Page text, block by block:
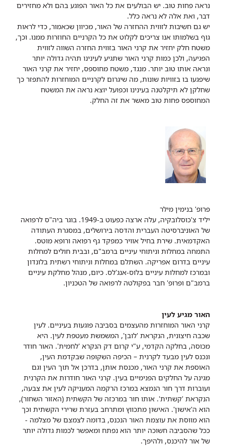
נראה פחות טוב. יש הבולעים את כל האור הפוגע בהם ולא מחזירים
דבר, ואת אלה לא נראה כלל.
יש גם חשיבות לזווית ההחזרה של האור, מכיוון שכאמור, כדי לראות
גוף בשלמותו אנו צריכים לקלוט את כל הקרניים החוזרות ממנו. וכך,
משטח חלק יחזיר את קרני האור בזווית החזרה השווה לזווית
הפגיעה, ולכן כמות קרני האור שתגיע לעינינו תהיה גדולה יותר
ונראה אותו טוב יותר. מנגד, משטח מחוספס, יחזיר את קרני האור
שיפגעו בו בזוויות שונות, מה שיגרום לקרניים המוחזרות להתפזר כך
שחלקן לא תיקלטנה בעינינו וכפועל יוצא נראה את המשטח
המחוספס פחות טוב מאשר את זה החלק.
פרופ' בנימין מילר
יליד צ'כוסלובקיה, עלה ארצה כפעוט ב-1949. בוגר ביה"ס לרפואה
של האוניברסיטה העברית והדסה בירושלים, במסגרת העתודה
האקדמאית. שירת בחיל אוויר כמפקד גף רפואה ורופא מוטס.
התמחה במחלות וניתוחי עיניים ברמב"ם, ובבית חולים למחלות
עיניים בדרום אפריקה. השתלם במחלות וניתוחי רשתית בלונדון
ובמרכז למחלות עיניים בלוס-אנג'לס. כיום, מנהל מחלקת עיניים
ברמב"ם ופרופ' חבר בפקולטה לרפואה של הטכניון.
האור מגיע לעין
קרני האור המוחזרות מהעצמים בסביבה פוגעות בעיניים. לעין
שכבה חיצונית, הנקראת 'לובן', המשמשת מעטפת לעין. היא
מכוסה, בחלקה הקדמי, ע"י קרום דק הנקרא 'לחמית'. האור חודר
ונכנס לעין מבעד לקרנית – הכיפה השקופה שבקדמת העין,
האוספת את קרני האור, מכנסת אותן, בדרכן אל תוך העין וגם
מגינה על החלקים הפנימיים בעין. קרני האור חודרות את הקרנית
ועוברות דרך חור הנמצא במרכז הרקמה המעניקה לעין את צבעה,
הנקראת 'קשתית'. אותו חור במרכזה של הקשתית (האזור השחור),
הוא ה'אישון'. האישון מתכווץ ומתרחב בעזרת שרירי הקשתית וכך
הוא מווסת את עוצמת האור הנכנס, בדומה לצמצם של מצלמה -
ככל שהסביבה חשוכה יותר הוא נפתח ומאפשר לכמות גדולה יותר
של אור להיכנס, ולהיפך.